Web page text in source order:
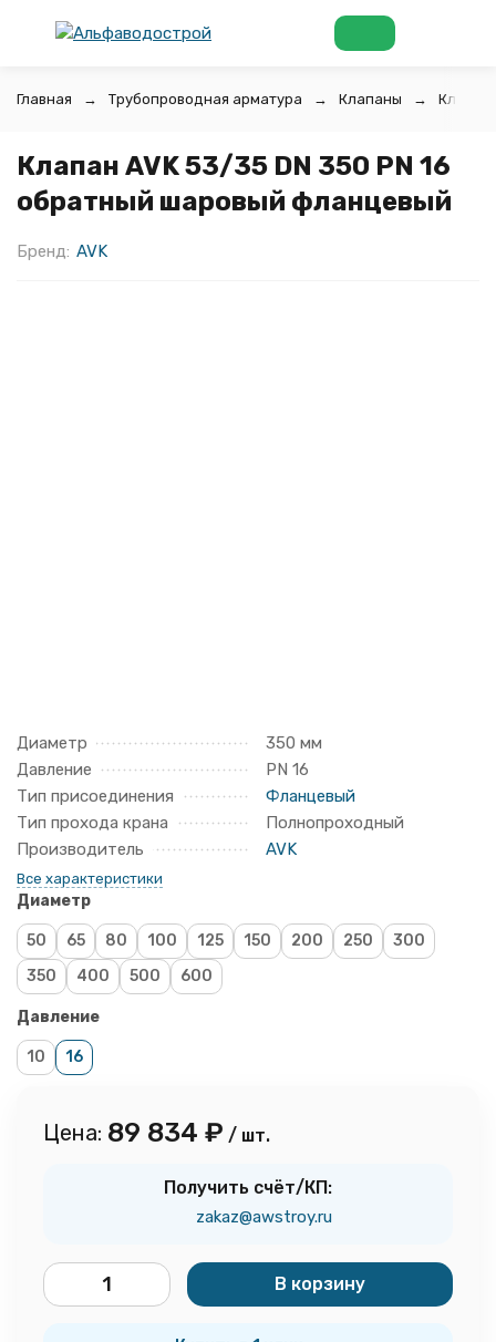
Главная Трубопроводная арматура Клапаны
Клапан AVK 53/35 DN 350 PN 16
обратный шаровый фланцевый
Бренд: AVK
Диаметр
350 мм
Давление
PN 16
Тип присоединения
Фланцевый
Тип прохода крана
Полнопроходный
Производитель
AVK
Все характеристики
Диаметр
50 65 80 100 125 150 200 250
300
350
400 500 600
Давление
10 16
Цена: 89 834 ₽ / шт.
Получить счёт/КП:
zakaz@awstroy.ru
В корзину